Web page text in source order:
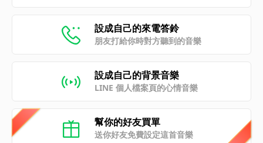
設成自己的來電答鈴
朋友打給你時對方聽到的音樂
設成自己的背景音樂
LINE 個人檔案頁的心情音樂
幫你的好友買單
送你好友免費設定這首音樂